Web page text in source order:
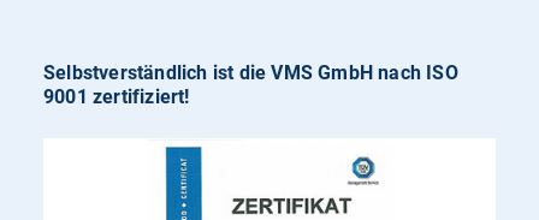
Selbstverständlich ist die VMS GmbH nach ISO
9001 zertifiziert!